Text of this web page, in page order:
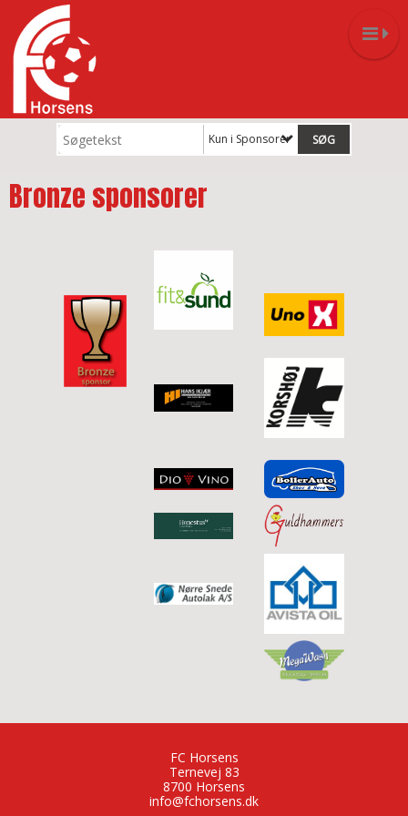
Kun i Sponsorer
Bronze sponsorer
FC Horsens
Ternevej 83
8700 Horsens
info@fchorsens.dk